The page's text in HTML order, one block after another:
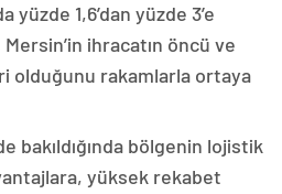
yüzde 1,6’dan yüzde 3’e
Mersin’in ihracatın öncü ve
olduğunu rakamlarla ortaya
bakıldığında bölgenin lojistik
yüksek rekabet